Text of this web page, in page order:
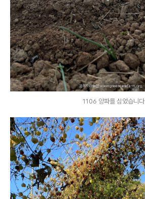
1106 양파를 심었습니다